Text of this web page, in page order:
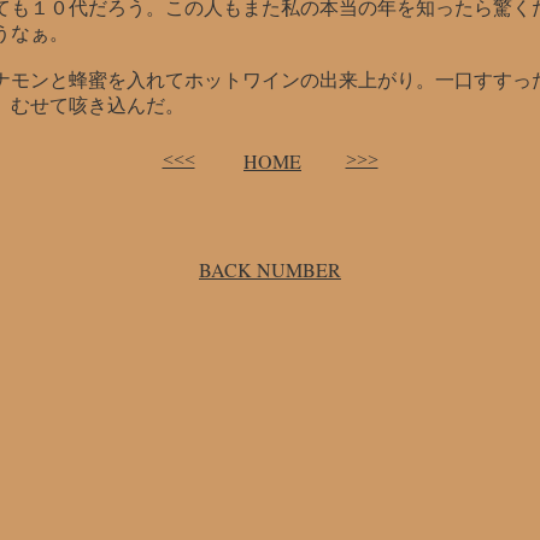
も１０代だろう。この人もまた私の本当の年を知ったら驚く
なぁ。
モンと蜂蜜を入れてホットワインの出来上がり。一口すすっ
むせて咳き込んだ。
<<< HOME >>>
BACK NUMBER